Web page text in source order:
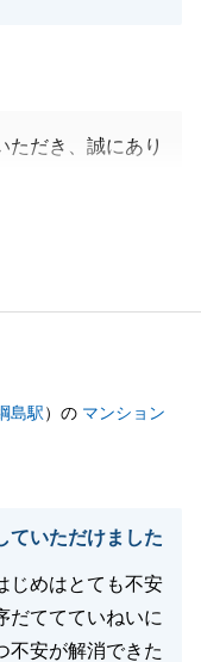
ただき、誠にあり
にご成約となり安
にご連絡くださ
島駅）の マンション
ていただけました
じめはとても不安
だててていねいに
不安が解消できた